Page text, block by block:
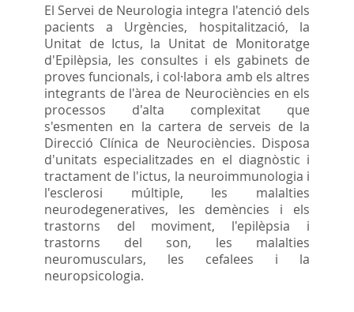
El Servei de Neurologia integra l'atenció dels
pacients a Urgències, hospitalització, la
Unitat de Ictus, la Unitat de Monitoratge
d'Epilèpsia, les consultes i els gabinets de
proves funcionals, i col·labora amb els altres
integrants de l'àrea de Neurociències en els
processos d'alta complexitat que
s'esmenten en la cartera de serveis de la
Direcció Clínica de Neurociències. Disposa
d'unitats especialitzades en el diagnòstic i
tractament de l'ictus, la neuroimmunologia i
l'esclerosi múltiple, les malalties
neurodegeneratives, les demències i els
trastorns del moviment, l'epilèpsia i
trastorns del son, les malalties
neuromusculars, les cefalees i la
neuropsicologia.